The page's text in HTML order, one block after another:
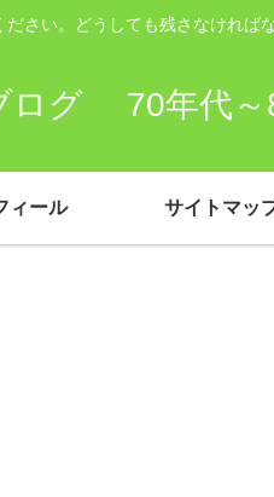
さい。どうしても残さなければ
グ 70年代～
ィール サイトマッ